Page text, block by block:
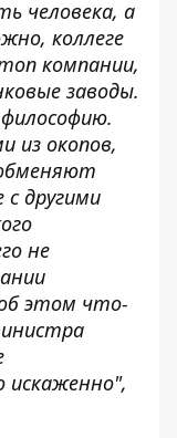
человека, а
коллеге
компании,
заводы.
из окопов,
с другими
не
этом что-
искаженно",